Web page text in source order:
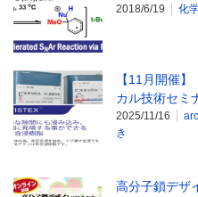
2018/6/19 化
【11月開催
カル技術セミ
2025/11/16
き
高分子鎖デザ